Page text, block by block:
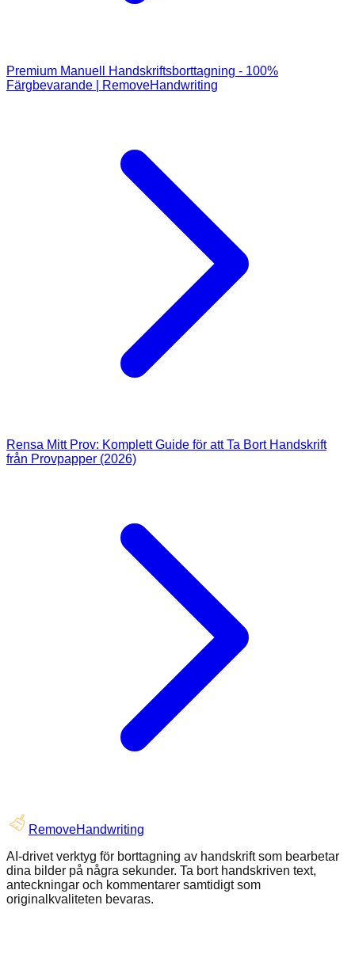
Premium Manuell Handskriftsborttagning - 100%
Färgbevarande | RemoveHandwriting
Rensa Mitt Prov: Komplett Guide för att Ta Bort Handskrift
från Provpapper (2026)
RemoveHandwriting
AI-drivet verktyg för borttagning av handskrift som bearbetar
dina bilder på några sekunder. Ta bort handskriven text,
anteckningar och kommentarer samtidigt som
originalkvaliteten bevaras.